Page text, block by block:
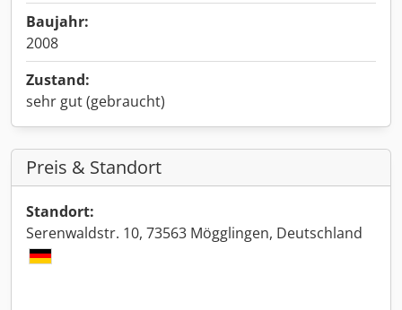
Baujahr:
2008
Zustand:
sehr gut (gebraucht)
Preis & Standort
Standort:
Serenwaldstr. 10, 73563 Mögglingen, Deutschland